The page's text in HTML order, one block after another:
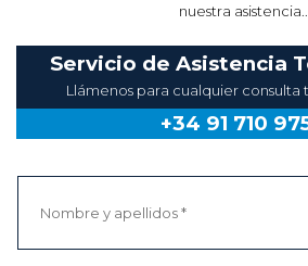
nuestra asistencia..
Servicio de Asistencia
Llámenos para cualquier consulta
+34 91 710